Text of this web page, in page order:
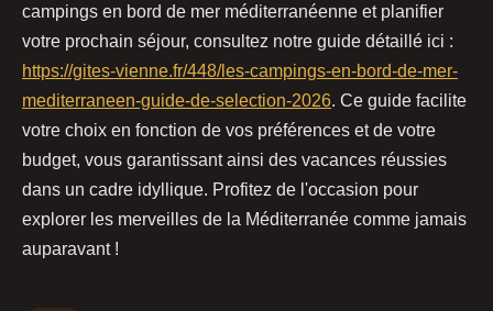
campings en bord de mer méditerranéenne et planifier
votre prochain séjour, consultez notre guide détaillé ici :
https://gites-vienne.fr/448/les-campings-en-bord-de-mer-
mediterraneen-guide-de-selection-2026. Ce guide facilite
votre choix en fonction de vos préférences et de votre
budget, vous garantissant ainsi des vacances réussies
dans un cadre idyllique. Profitez de l'occasion pour
explorer les merveilles de la Méditerranée comme jamais
auparavant !